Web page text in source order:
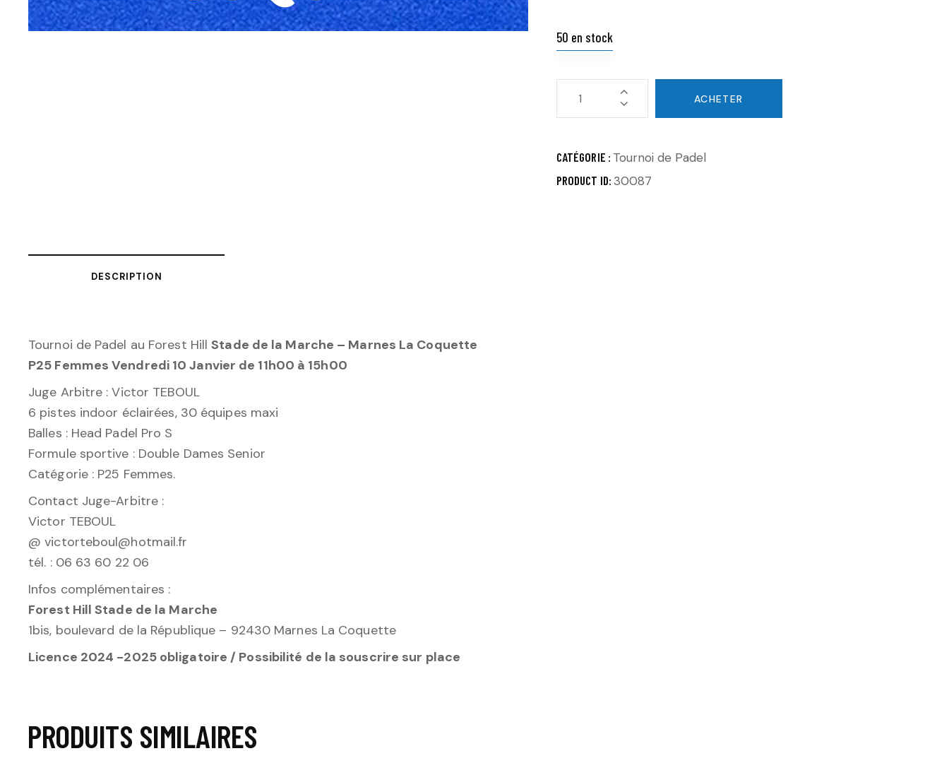
50 en stock
ACHETER
CATÉGORIE : Tournoi de Padel
PRODUCT ID:30087
DESCRIPTION
Tournoi de Padel au Forest HillStade de la Marche – Marnes La Coquette
P25 Femmes Vendredi 10 Janvier de 11h00 à 15h00
Juge Arbitre : Victor TEBOUL
6 pistes indoor éclairées, 30 équipes maxi
Balles : Head Padel Pro S
Formule sportive : Double Dames Senior
Catégorie : P25 Femmes.
Contact Juge-Arbitre :
Victor TEBOUL
@ victorteboul@hotmail.fr
tél. : 06 63 60 22 06
Infos complémentaires :
Forest Hill Stade de la Marche
1bis, boulevard de la République – 92430 Marnes La Coquette
Licence 2024 -2025 obligatoire / Possibilité de la souscrire sur place
PRODUITS SIMILAIRES